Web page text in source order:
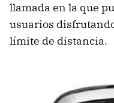
llamada en la que
usuarios
límite de distancia.